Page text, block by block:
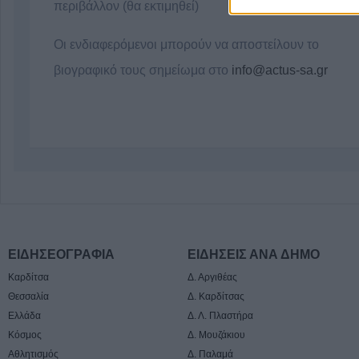
περιβάλλον (θα εκτιμηθεί)
Οι ενδιαφερόμενοι μπορούν να αποστείλουν το
βιογραφικό τους σημείωμα στο info@actus-sa.gr
ΕΙΔΗΣΕΟΓΡΑΦΙΑ
Καρδίτσα
Θεσσαλία
Ελλάδα
Κόσμος
Αθλητισμός
ΕΙΔΗΣΕΙΣ ΑΝΑ ΔΗΜΟ
Δ. Αργιθέας
Δ. Καρδίτσας
Δ. Λ. Πλαστήρα
Δ. Μουζάκιου
Δ. Παλαμά